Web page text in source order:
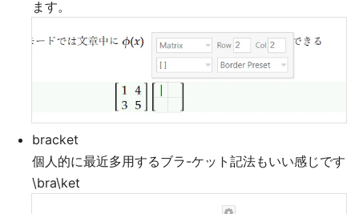
ます。
bracket
個人的に最近多用するブラ-ケット記法もいい感じです
\bra\ket